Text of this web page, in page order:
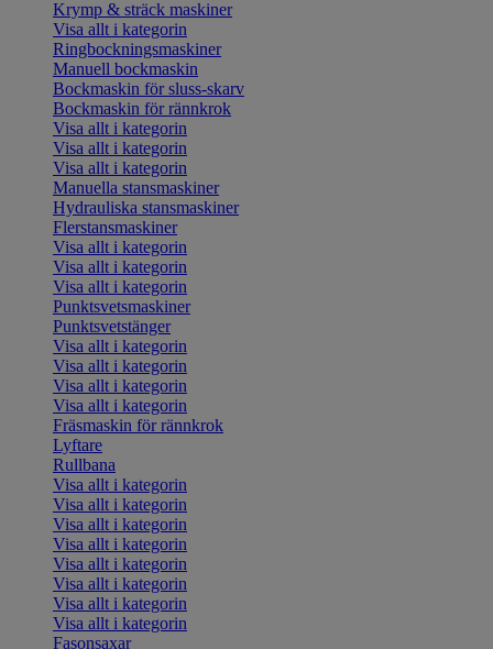
Krymp & sträck maskiner
Visa allt i kategorin
Ringbockningsmaskiner
Manuell bockmaskin
Bockmaskin för sluss-skarv
Bockmaskin för rännkrok
Visa allt i kategorin
Visa allt i kategorin
Visa allt i kategorin
Manuella stansmaskiner
Hydrauliska stansmaskiner
Flerstansmaskiner
Visa allt i kategorin
Visa allt i kategorin
Visa allt i kategorin
Punktsvetsmaskiner
Punktsvetstänger
Visa allt i kategorin
Visa allt i kategorin
Visa allt i kategorin
Visa allt i kategorin
Fräsmaskin för rännkrok
Lyftare
Rullbana
Visa allt i kategorin
Visa allt i kategorin
Visa allt i kategorin
Visa allt i kategorin
Visa allt i kategorin
Visa allt i kategorin
Visa allt i kategorin
Visa allt i kategorin
Fasonsaxar